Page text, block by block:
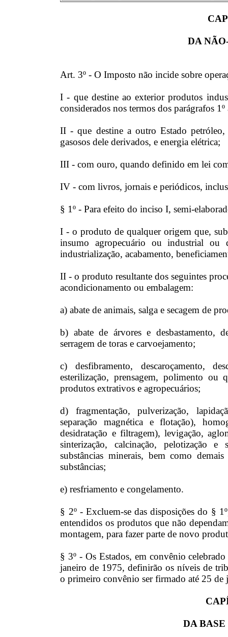
DA
Art. 3º - O Imposto não incide sobre
I - que destine ao exterior produtos
considerados nos termos dos parágrafos 1º
II - que destine a outro Estado
gasosos dele derivados, e energia elétrica;
III - com ouro, quando definido em lei
IV - com livros, jornais e periódicos,
§ 1º - Para efeito do inciso I, semi-
I - o produto de qualquer origem que,
insumo agropecuário ou industrial ou
industrialização, acabamento,
II - o produto resultante dos seguintes
acondicionamento ou embalagem:
a) abate de animais, salga e secagem de
b) abate de árvores e desbastamento,
serragem de toras e carvoejamento;
c) desfibramento, descaroçamento,
esterilização, prensagem, polimento ou
produtos extrativos e agropecuários;
d) fragmentação, pulverização,
separação magnética e flotação),
desidratação e filtragem), levigação,
sinterização, calcinação, pelotização
substâncias minerais, bem como
substâncias;
e) resfriamento e congelamento.
§ 2º - Excluem-se das disposições do §
entendidos os produtos que não
montagem, para fazer parte de novo
§ 3º - Os Estados, em convênio
janeiro de 1975, definirão os níveis de
o primeiro convênio ser firmado até 25 de
DA